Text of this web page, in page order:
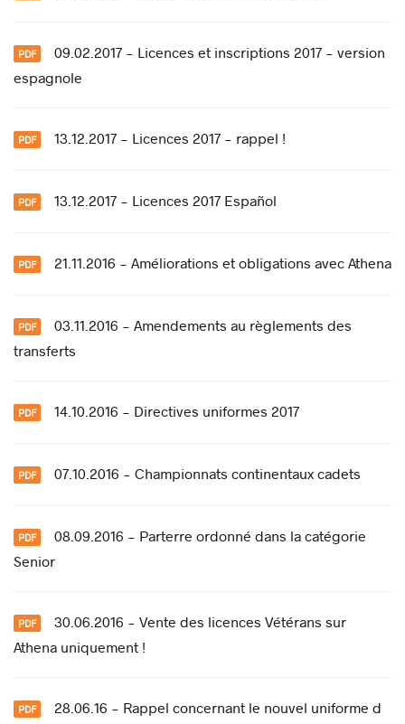
09.02.2017 - Licences et inscriptions 2017 - version
espagnole
13.12.2017 - Licences 2017 - rappel !
13.12.2017 - Licences 2017 Español
21.11.2016 - Améliorations et obligations avec Athena
03.11.2016 - Amendements au règlements des
transferts
14.10.2016 - Directives uniformes 2017
07.10.2016 - Championnats continentaux cadets
08.09.2016 - Parterre ordonné dans la catégorie
Senior
30.06.2016 - Vente des licences Vétérans sur
Athena uniquement !
28.06.16 - Rappel concernant le nouvel uniforme d